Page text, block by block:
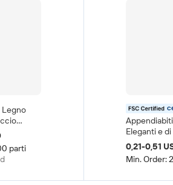
Legno
per
parti
Eleganti e
per Donna,
Singolo, per
Soggiorno
0,21-0,51
Min. Order: